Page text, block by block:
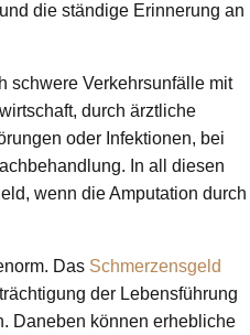
die ständige Erinnerung an
schwere Verkehrsunfälle mit
durch ärztliche
oder Infektionen, bei
In all diesen
wenn die Amputation durch
Das Schmerzensgeld
der Lebensführung
Daneben können erhebliche